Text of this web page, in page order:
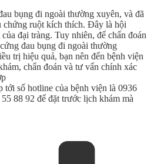
bụng đi ngoài thường xuyên, và đã
chứng ruột kích thích. Đây là hội
đại tràng. Tuy nhiên, để chẩn đoán
đau bụng đi ngoài thường
trị hiệu quả, bạn nên đến bệnh viện
chẩn đoán và tư vấn chính xác
tới số hotline của bệnh viện là 0936
88 92 để đặt trước lịch khám mà